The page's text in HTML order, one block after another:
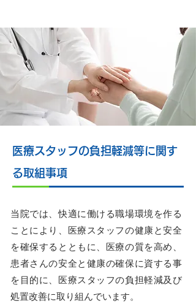
医療スタッフの負担軽減等に関す
る取組事項
当院では、快適に働ける職場環境を作る
ことにより、医療スタッフの健康と安全
を確保するとともに、医療の質を高め、
患者さんの安全と健康の確保に資する事
を目的に、医療スタッフの負担軽減及び
処置改善に取り組んでいます。